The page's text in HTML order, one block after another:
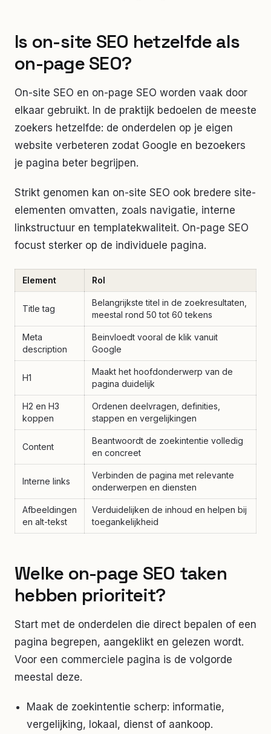
Is on-site SEO hetzelfde als
on-page SEO?
On-site SEO en on-page SEO worden vaak door
elkaar gebruikt. In de praktijk bedoelen de meeste
zoekers hetzelfde: de onderdelen op je eigen
website verbeteren zodat Google en bezoekers
je pagina beter begrijpen.
Strikt genomen kan on-site SEO ook bredere site-
elementen omvatten, zoals navigatie, interne
linkstructuur en templatekwaliteit. On-page SEO
focust sterker op de individuele pagina.
Element Rol
Title tag
Belangrijkste titel in de zoekresultaten,
meestal rond 50 tot 60 tekens
Meta
description
Beinvloedt vooral de klik vanuit
Google
H1
Maakt het hoofdonderwerp van de
pagina duidelijk
H2 en H3
koppen
Ordenen deelvragen, definities,
stappen en vergelijkingen
Content
Beantwoordt de zoekintentie volledig
en concreet
Interne links
Verbinden de pagina met relevante
onderwerpen en diensten
Afbeeldingen
en alt-tekst
Verduidelijken de inhoud en helpen bij
toegankelijkheid
Welke on-page SEO taken
hebben prioriteit?
Start met de onderdelen die direct bepalen of een
pagina begrepen, aangeklikt en gelezen wordt.
Voor een commerciele pagina is de volgorde
meestal deze.
Maak de zoekintentie scherp: informatie,
vergelijking, lokaal, dienst of aankoop.